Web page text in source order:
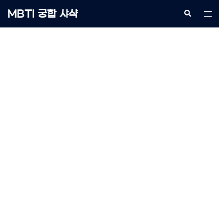
to
MBTI 궁합 샤샥 Search